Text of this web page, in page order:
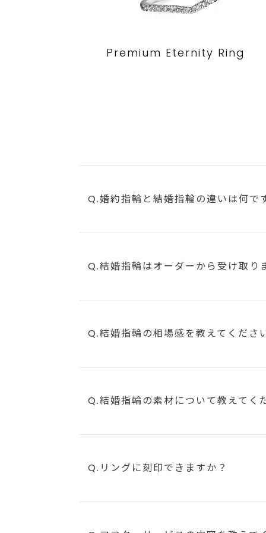
Premium Eternity Ring
Q.婚約指輪と結婚指輪の違いは何で
Q.結婚指輪はオーダーから受け取り
Q.結婚指輪の相場感を教えてくださ
Q.結婚指輪の素材について教えてく
Q.リングに刻印できますか？